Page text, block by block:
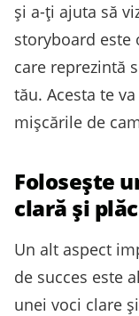
și a-ți ajuta să
storyboard este
care reprezintă
tău. Acesta te
mișcările de
Folosește
clară și
Un alt aspect
de succes este
unei voci clare